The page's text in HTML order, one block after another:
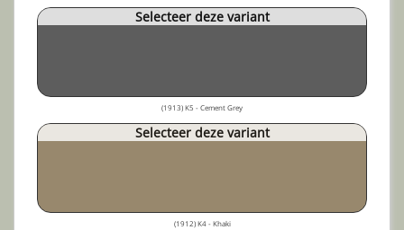
Selecteer deze variant
(1913) K5 - Cement Grey
Selecteer deze variant
(1912) K4 - Khaki